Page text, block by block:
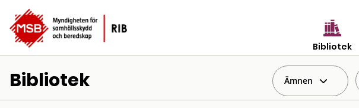
Bibliotek
Bibliotek Ämnen